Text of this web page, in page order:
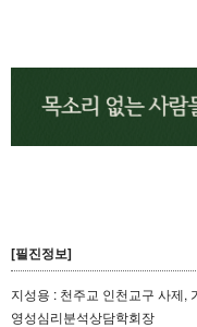
[필진정보]
지성용 : 천주교 인천교구 사제,
영성심리분석상담학회장